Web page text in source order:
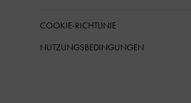
COOKIE-RICHTLINIE
NUTZUNGSBEDINGUNGEN